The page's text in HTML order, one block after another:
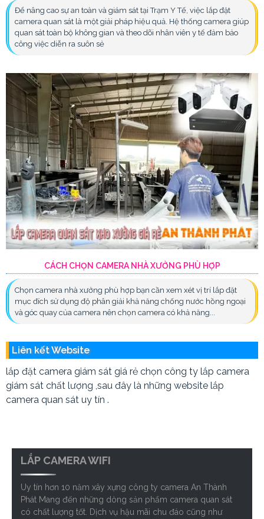
Để nâng cao sự an toàn và giám sát tại Trạm Y Tế, việc lắp đặt
camera quan sát là một giải pháp hiệu quả. Hệ thống camera giúp
quan sát toàn bộ không gian và theo dõi nhân viên y tế đảm bảo
công việc diễn ra suôn sẻ
CÁCH CHỌN CAMERA NHÀ XƯỞNG PHÙ HỢP
Chọn camera nhà xưởng phù hợp bạn cần xem xét vị trí lắp đặt
mục đích sử dụng độ phân giải khả năng chống nước hồng ngoại
và góc quay của camera nên chọn camera có khả năng...
Liên kết Website
lắp đặt camera giám sát giá rẻ chọn công ty lắp camera
giám sát chất lượng ,sau đây là những website lắp
camera quan sát uy tín .
LẮP CAMERA WIFI
Uy tín hơn 10 năm xây xựng công ty camera An Thành
Phát Mang đến những dòng sản phẩm camera quan sát
có chất lượng tốt. Dịch vụ hậu mãi chu đáo cũng như